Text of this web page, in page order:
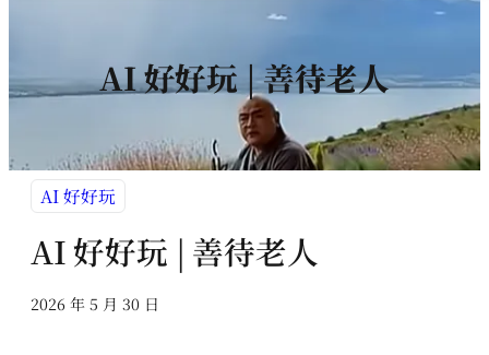
AI 好好玩 | 善待老人
AI 好好玩
AI 好好玩 | 善待老人
2026 年 5 月 30 日